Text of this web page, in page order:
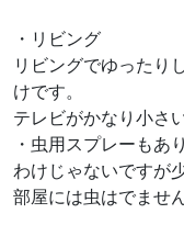
・リビング
リビングでゆったり
けです。
テレビがかなり小さ
・虫用スプレーもあ
わけじゃないですが
部屋には虫はでませ